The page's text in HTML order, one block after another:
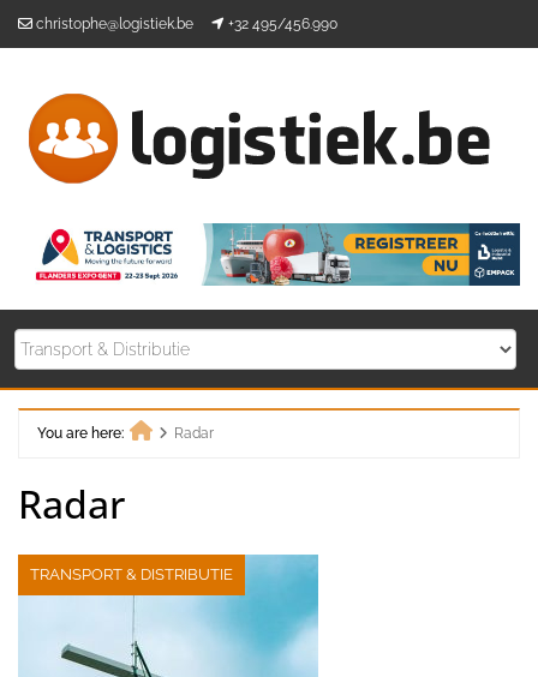
christophe@logistiek.be +32 495/456.990
You are here:
Radar
Radar
TRANSPORT & DISTRIBUTIE